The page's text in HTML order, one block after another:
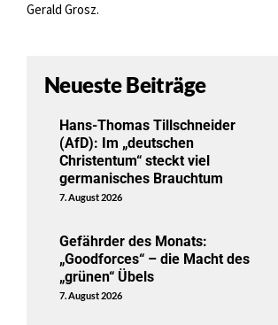
Gerald Grosz.
Neueste Beiträge
Hans-Thomas Tillschneider
(AfD): Im „deutschen
Christentum“ steckt viel
germanisches Brauchtum
7. August 2026
Gefährder des Monats:
„Goodforces“ – die Macht des
„grünen“ Übels
7. August 2026